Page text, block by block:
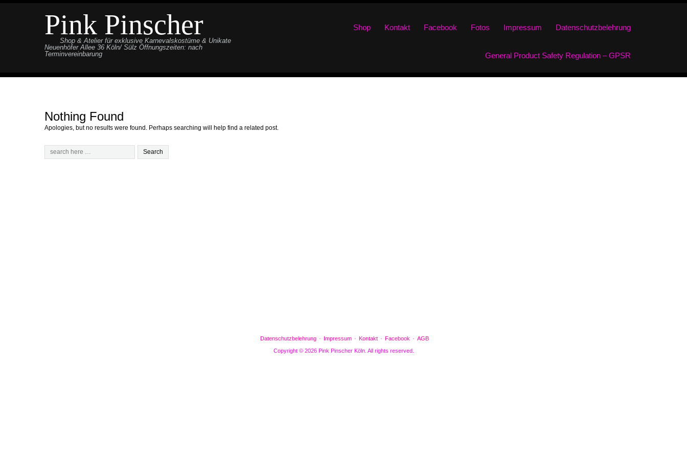
Pink Pinscher
Shop & Atelier für exklusive Karnevalskostüme & Unikate
Neuenhöfer Allee 36 Köln/ Sülz Öffnungszeiten: nach
Terminvereinbarung
Shop Kontakt Facebook Fotos Impressum Datenschutzbelehrung
General Product Safety Regulation – GPSR
Nothing Found
Apologies, but no results were found. Perhaps searching will help find a related post.
Datenschutzbelehrung Impressum Kontakt Facebook
AGB
Copyright © 2026 Pink Pinscher Köln. All rights reserved.